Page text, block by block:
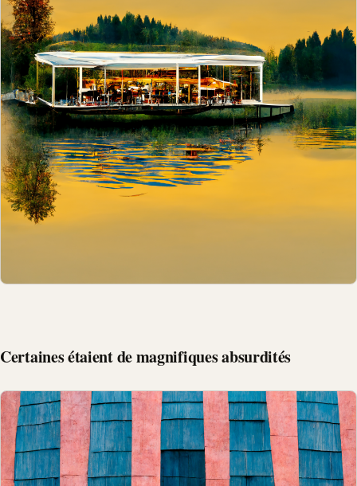
Certaines étaient de magnifiques absurdités